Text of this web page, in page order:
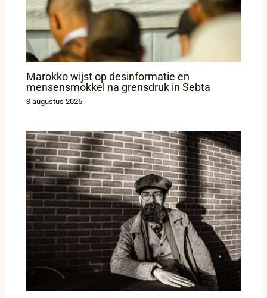
Marokko wijst op desinformatie en
mensensmokkel na grensdruk in Sebta
3 augustus 2026